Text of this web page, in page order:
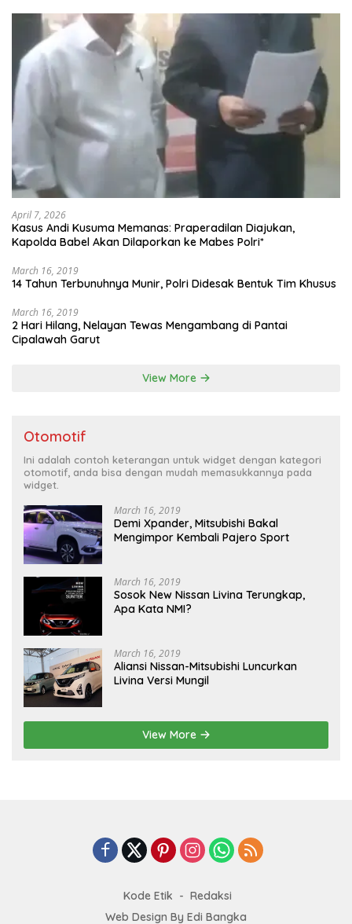
April 7, 2026
Kasus Andi Kusuma Memanas: Praperadilan Diajukan,
Kapolda Babel Akan Dilaporkan ke Mabes Polri*
March 16, 2019
14 Tahun Terbunuhnya Munir, Polri Didesak Bentuk Tim Khusus
March 16, 2019
2 Hari Hilang, Nelayan Tewas Mengambang di Pantai
Cipalawah Garut
View More
Otomotif
Ini adalah contoh keterangan untuk widget dengan kategori
otomotif, anda bisa dengan mudah memasukkannya pada
widget.
March 16, 2019
Demi Xpander, Mitsubishi Bakal
Mengimpor Kembali Pajero Sport
March 16, 2019
Sosok New Nissan Livina Terungkap,
Apa Kata NMI?
March 16, 2019
Aliansi Nissan-Mitsubishi Luncurkan
Livina Versi Mungil
View More
Kode Etik
Redaksi
Web Design By Edi Bangka